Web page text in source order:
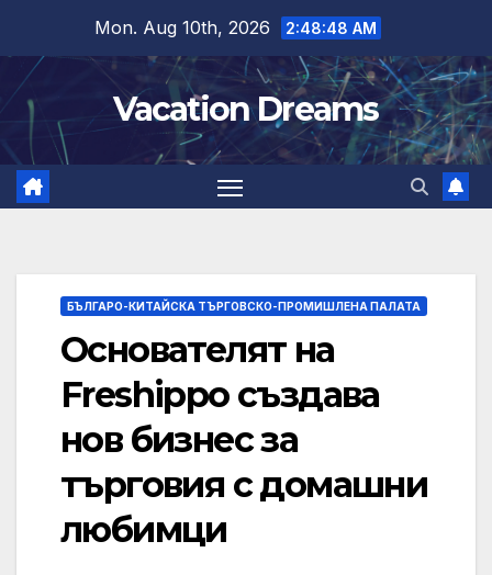
content
Mon. Aug 10th, 2026 2:48:49 AM
Vacation Dreams
БЪЛГАРО-КИТАЙСКА ТЪРГОВСКО-ПРОМИШЛЕНА ПАЛАТА
Основателят на
Freshippo създава
нов бизнес за
търговия с домашни
любимци